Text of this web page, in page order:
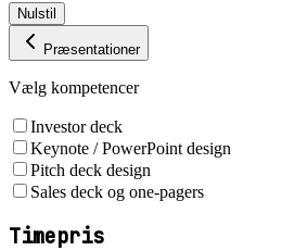
Nulstil
Præsentationer
Vælg kompetencer
Investor deck
Keynote / PowerPoint design
Pitch deck design
Sales deck og one-pagers
Timepris